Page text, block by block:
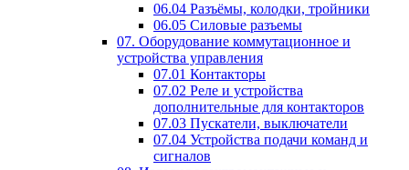
06.04 Разъёмы, колодки, тройники
06.05 Силовые разъемы
07. Оборудование коммутационное и
устройства управления
07.01 Контакторы
07.02 Реле и устройства
дополнительные для контакторов
07.03 Пускатели, выключатели
07.04 Устройства подачи команд и
сигналов